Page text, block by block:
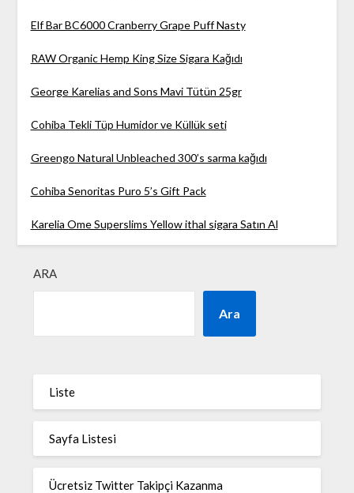
Elf Bar BC6000 Cranberry Grape Puff Nasty
RAW Organic Hemp King Size Sigara Kağıdı
George Karelias and Sons Mavi Tütün 25gr
Cohiba Tekli Tüp Humidor ve Küllük seti
Greengo Natural Unbleached 300’s sarma kağıdı
Cohiba Senoritas Puro 5’s Gift Pack
Karelia Ome Superslims Yellow ithal sigara Satın Al
ARA
Ara
Liste
Sayfa Listesi
Ücretsiz Twitter Takipçi Kazanma